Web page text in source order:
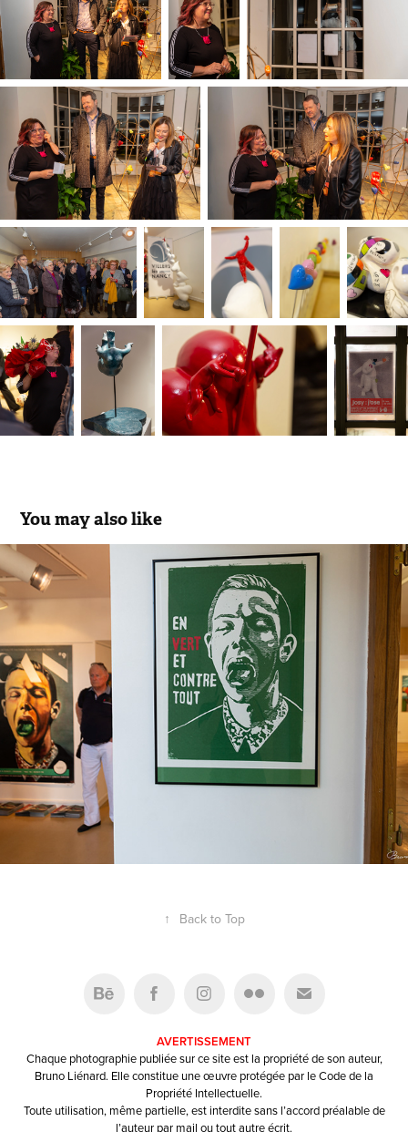
You may also like
Retour(s) - Eric Kaiser
↑ Back to Top
AVERTISSEMENT
Chaque photographie publiée sur ce site est la propriété de son auteur,
Bruno Liénard. Elle constitue une œuvre protégée par le Code de la
Propriété Intellectuelle.
Toute utilisation, même partielle, est interdite sans l’accord préalable de
l’auteur par mail ou tout autre écrit.